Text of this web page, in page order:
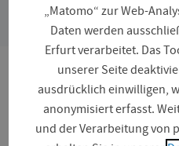
Sie
sind
hier:
Zentrale Einrichtungen ›
Projekte
„Matomo“ zur Web-
Daten werden
Erfurt verarbeitet. Das
unserer Seite
ausdrücklich einwilligen,
anonymisiert erfasst.
und der Verarbeitung von